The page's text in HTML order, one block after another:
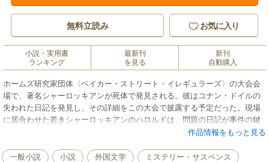
無料立読み お気に入り
小説・実用書
ランキング
最新刊
を見る
新刊
自動購入
ホームズ研究家団体〈ベイカー・ストリート・イレギュラーズ〉の大会会
場で、著名シャーロッキアンが死体で発見される。彼はコナン・ドイルの
失われた日記を発見し、その詳細をこの大会で披露する予定だった。現場
に居合わせた若きシャーロッキアンのハロルドは、問題の日記が事件の鍵
であると考え、記者のセイラとともにロンドンへと向かうが、それは彼ら
偶然から若い女性の連続殺人に遭遇し、友人のブラム・ストーカーととも
作品情報をもっと見る
一般小説 小説 外国文学 ミステリー・サスペンス